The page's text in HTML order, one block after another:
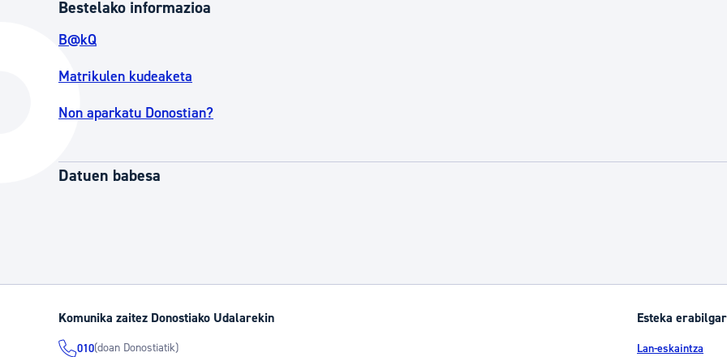
Bestelako informazioa
B@kQ
Matrikulen kudeaketa
Non aparkatu Donostian?
Datuen babesa
Komunika zaitez Donostiako Udalarekin
010(doan Donostiatik)
Esteka
Lan-eskaintza